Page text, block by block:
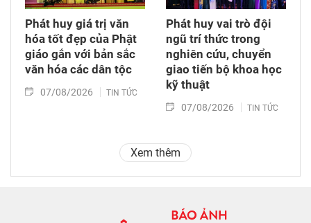
Phát huy giá trị văn
hóa tốt đẹp của Phật
giáo gắn với bản sắc
văn hóa các dân tộc
07/08/2026 TIN TỨC
Phát huy vai trò đội
ngũ trí thức trong
nghiên cứu, chuyển
giao tiến bộ khoa học
kỹ thuật
07/08/2026 TIN TỨC
Xem thêm